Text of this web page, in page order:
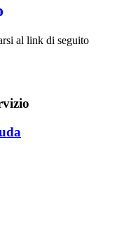
al link di seguito